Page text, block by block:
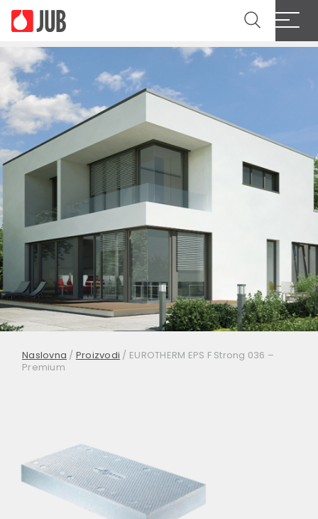
Naslovna / Proizvodi / EUROTHERM EPS F Strong 036 –
Premium